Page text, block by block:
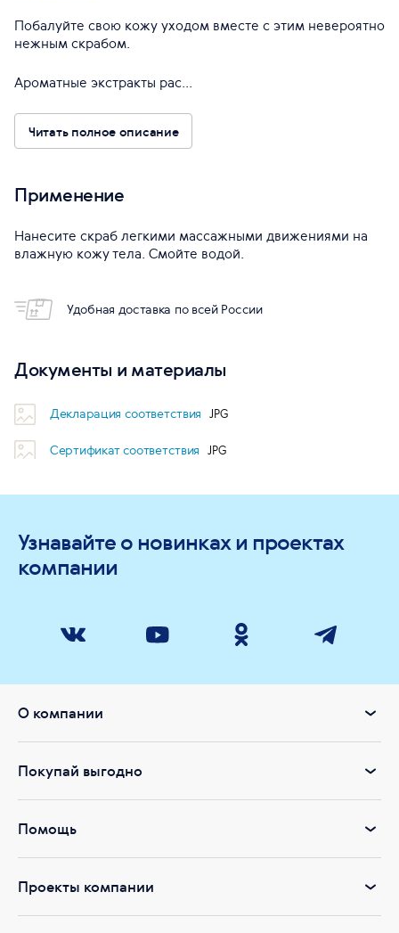
Побалуйте свою кожу уходом вместе с этим невероятно
нежным скрабом.
Ароматные экстракты рас...
Читать полное описание
Применение
Нанесите скраб легкими массажными движениями на
влажную кожу тела. Смойте водой.
Удобная доставка по всей России
Документы и материалы
Декларация соответствия
Сертификат соответствия
Узнавайте о новинках и проектах
компании
О компании
Покупай выгодно
Помощь
Проекты компании